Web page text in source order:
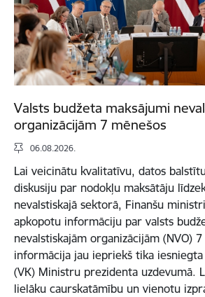
Valsts budžeta maksājumi
organizācijām 7 mēnešos
06.08.2026.
Lai veicinātu kvalitatīvu, datos
diskusiju par nodokļu maksātāju
nevalstiskajā sektorā, Finanšu
apkopotu informāciju par valsts
nevalstiskajām organizācijām (NVO)
informācija jau iepriekš tika iesniegta
(VK) Ministru prezidenta uzdevumā.
lielāku caurskatāmību un vienotu